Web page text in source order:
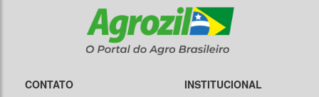
CONTATO
INSTITUCIONAL